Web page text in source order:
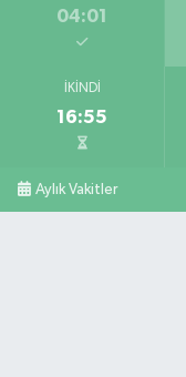
04:01
İKINDI
16:55
Aylık Vakitler